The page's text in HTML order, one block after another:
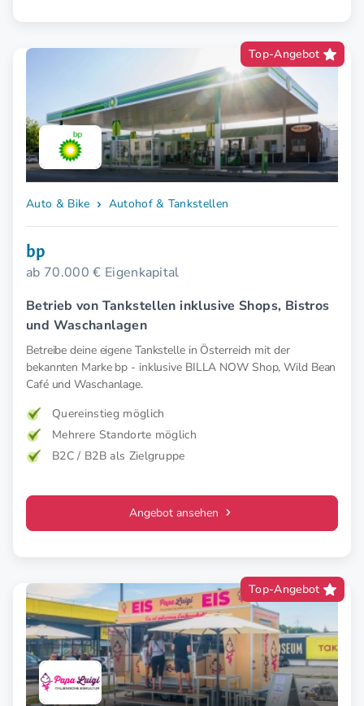
Top-Angebot
Auto & Bike Autohof & Tankstellen
bp
ab 70.000 € Eigenkapital
Betrieb von Tankstellen inklusive Shops, Bistros
und Waschanlagen
Betreibe deine eigene Tankstelle in Österreich mit der
bekannten Marke bp - inklusive BILLA NOW Shop, Wild Bean
Café und Waschanlage.
Quereinstieg möglich
Mehrere Standorte möglich
B2C / B2B als Zielgruppe
Angebot ansehen
Top-Angebot